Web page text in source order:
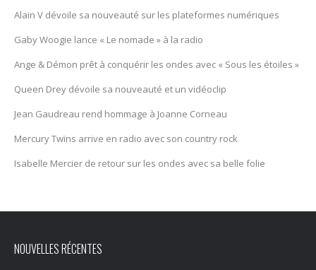
Alain V dévoile sa nouveauté sur les plateformes numériques
Gaby Woogie lance « Le nomade » à la radio
Ange & Démon prêt à conquérir les ondes avec « Sous les étoiles »
Queen Drey dévoile sa nouveauté et un vidéoclip
Jean Gaudreau rend hommage à Joanne Corneau
Mercury Twïns arrive en radio avec son country rock
Isabelle Mercier de retour sur les ondes avec sa belle folie
NOUVELLES RÉCENTES